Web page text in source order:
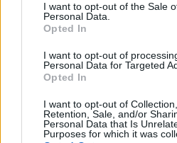
I want to opt-out of the Sale
Personal Data.
Opted In
I want to opt-out of
Personal Data for Targeted
Opted In
I want to opt-out of
Retention, Sale, and/or
Personal Data that Is
Purposes for which it was
Kaltinimų iš Aurelijaus
Matulas davė atsaką
Žinios | Lietuvos diena
Pasaulyje ypatingo
Žinios | Pramogos